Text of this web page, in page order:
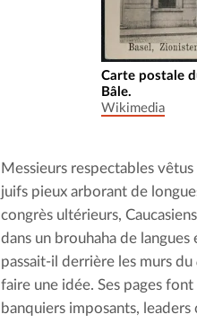
Carte postale
Bâle.
Wikimedia
Messieurs respectables
juifs pieux arborant de
congrès ultérieurs,
dans un brouhaha de
passait-il derrière les murs du
faire une idée. Ses pages
banquiers imposants,